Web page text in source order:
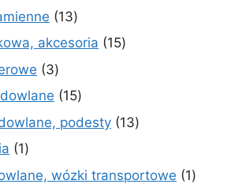
produkty
1313
produktów
akcesoria 1515
33
produkty
1515
produktów
podesty 1313
11
produktwózki transportowe 11